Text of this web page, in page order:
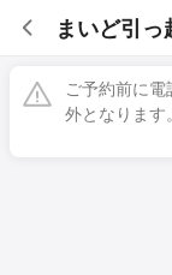
まいど引
ご予約前に
外となります。